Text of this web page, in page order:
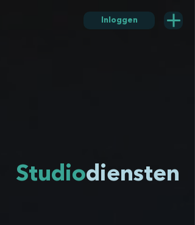
Inloggen
Studiodiensten